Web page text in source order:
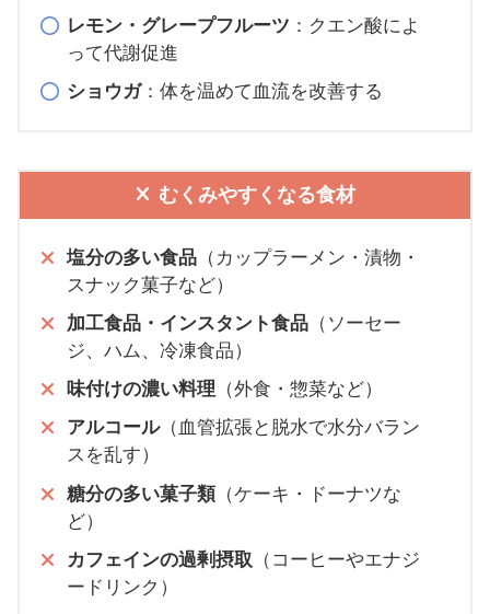
レモン・グレープフルーツ ：クエン酸によ
って代謝促進
ショウガ：体を温めて血流を改善する
むくみやすくなる食材
塩分の多い食品（カップラーメン・漬物・
スナック菓子など）
加工食品・インスタント食品（ソーセー
ジ、ハム、冷凍食品）
味付けの濃い料理 （外食・惣菜など）
アルコール（血管拡張と脱水で水分バラン
スを乱す）
糖分の多い菓子類（ケーキ・ドーナツな
ど）
カフェインの過剰摂取 （コーヒーやエナジ
ードリンク）